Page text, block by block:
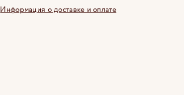
Информация о доставке и оплате